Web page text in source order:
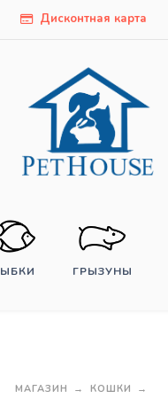
Дисконтная карта
ГРЫЗУНЫ
МАГАЗИН
КОШКИ